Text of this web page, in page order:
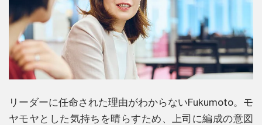
リーダーに任命された理由がわからないFukumoto。モ
ヤモヤとした気持ちを晴らすため、上司に編成の意図